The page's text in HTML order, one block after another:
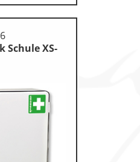
Schule XS-